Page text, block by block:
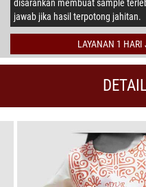
disarankan membuat sample
jawab jika hasil terpotong jahitan.
LAYANAN 1